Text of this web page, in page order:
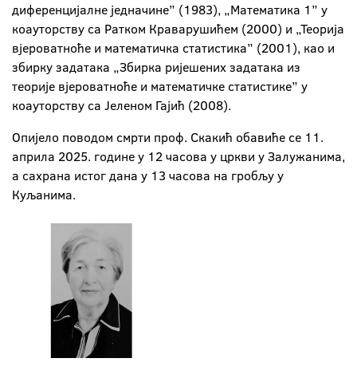
диференцијалне једначине” (1983), „Математика 1” у
коауторству са Ратком Краварушићем (2000) и „Теорија
вјероватноће и математичка статистика” (2001), као и
збирку задатака „Збирка ријешених задатака из
теорије вјероватноће и математичке статистике” у
коауторству са Јеленом Гајић (2008).
Опијело поводом смрти проф. Скакић обавиће се 11.
априла 2025. године у 12 часова у цркви у Залужанима,
а сахрана истог дана у 13 часова на гробљу у
Куљанима.